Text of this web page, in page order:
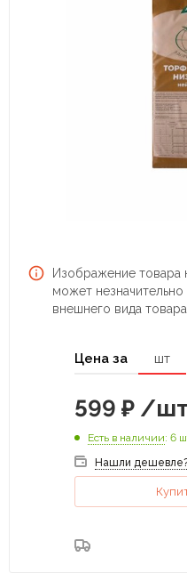
Изображение товара
может незначительно
внешнего вида товара.
Цена за шт
599 ₽ /шт
Есть в наличии: 6
Нашли